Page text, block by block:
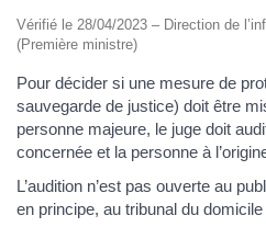
Vérifié le 28/04/2023 – Direction de
(Première ministre)
Pour décider si une mesure de
sauvegarde de justice) doit être
personne majeure, le juge doit
concernée et la personne à
L’audition n’est pas ouverte au
en principe, au tribunal du